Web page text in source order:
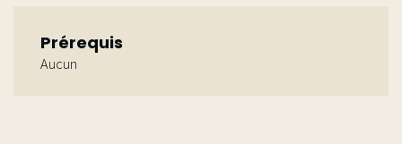
Prérequis
Aucun